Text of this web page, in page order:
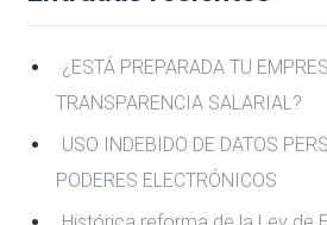
¿ESTÁ PREPARADA TU
TRANSPARENCIA SALARIAL?
USO INDEBIDO DE DATOS
PODERES ELECTRÓNICOS